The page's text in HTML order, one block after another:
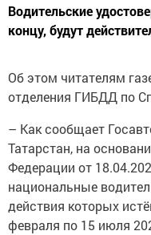
Водительские
концу, будут
Об этом читателям
отделения ГИБДД по
– Как сообщает
Татарстан, на
Федерации от
национальные
действия которых
февраля по 15 июля